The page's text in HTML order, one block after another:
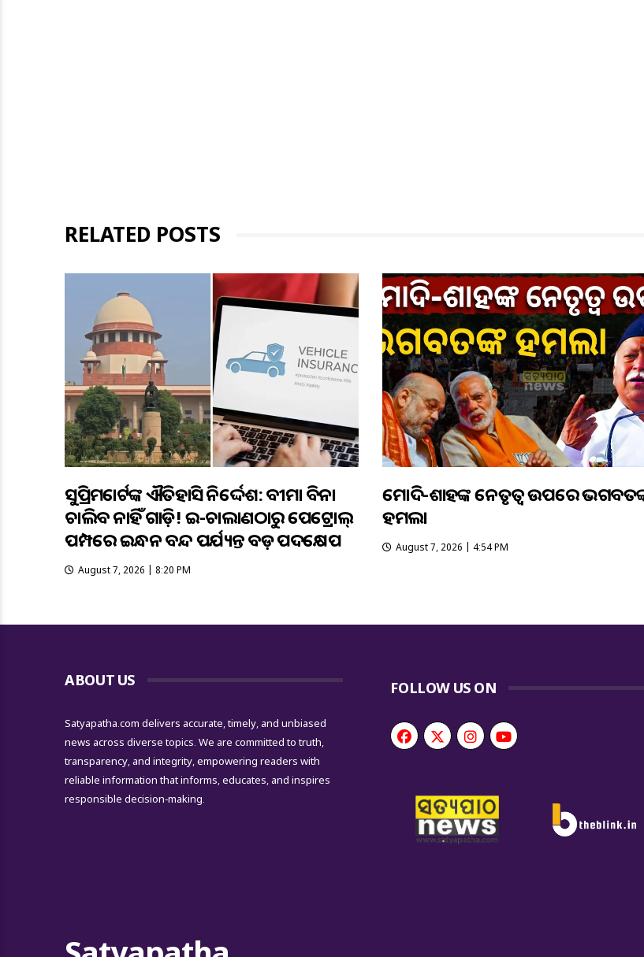
RELATED POSTS
ସୁପ୍ରିମକୋର୍ଟଙ୍କ ଐତିହାସିକ ନିର୍ଦ୍ଦେଶ: ବୀମା ବିନା
ଚାଲିବ ନାହିଁ ଗାଡ଼ି! ଇ-ଚାଲାଣଠାରୁ ପେଟ୍ରୋଲ୍
ପମ୍ପରେ ଇନ୍ଧନ ବନ୍ଦ ପର୍ଯ୍ୟନ୍ତ ବଡ଼ ପଦକ୍ଷେପ
August 7, 2026 | 8:20 PM
ମୋଦି-ଶାହଙ୍କ ନେତୃତ୍ୱ ଉପରେ
ହମଲା
August 7, 2026 | 4:54 PM
ABOUT US
Satyapatha.com delivers accurate, timely, and unbiased
news across diverse topics. We are committed to truth,
transparency, and integrity, empowering readers with
reliable information that informs, educates, and inspires
responsible decision-making.
FOLLOW US ON